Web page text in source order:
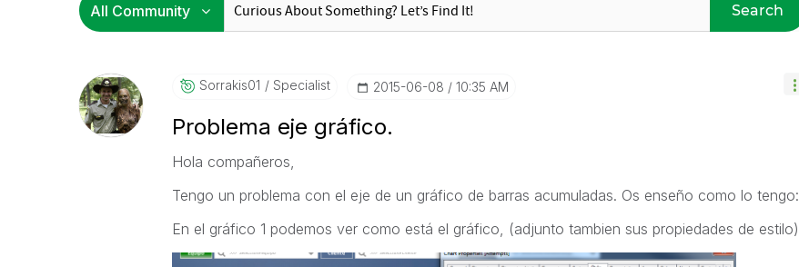
Search
Sorrakis01 Specialist ‎2015-06-08 10:35 AM
Problema eje gráfico.
Hola compañeros,
Tengo un problema con el eje de un gráfico de barras acumuladas. Os enseño como lo tengo:
En el gráfico 1 podemos ver como está el gráfico, (adjunto tambien sus propiedades de estilo)